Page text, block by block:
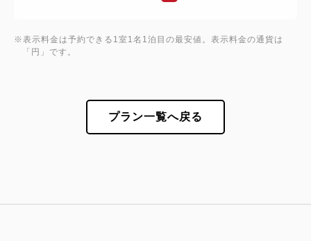
※表示料金は予約できる1室1名1泊目の最安値。表示料金の通貨は
「円」です。
プラン一覧へ戻る